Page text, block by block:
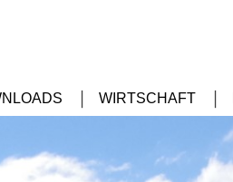
WIRTSCHAFT